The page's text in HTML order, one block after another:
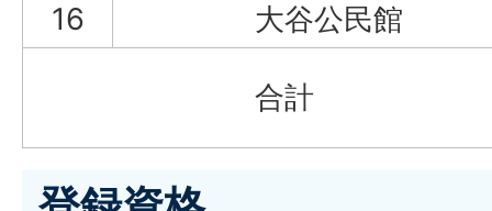
16
大谷公民館
合計